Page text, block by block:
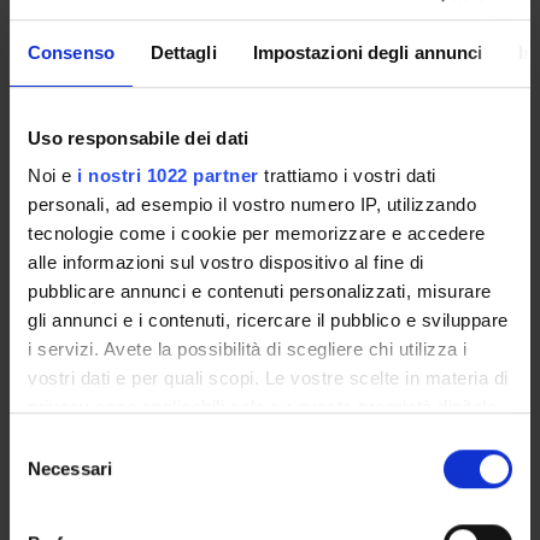
Consenso Dettagli Impostazioni degli annunci
Uso responsabile dei dati
Noi e i nostri 1022 partner trattiamo i vostri dati
personali, ad esempio il vostro numero IP, utilizzando
tecnologie come i cookie per memorizzare e accedere
alle informazioni sul vostro dispositivo al fine di
pubblicare annunci e contenuti personalizzati, misurare
gli annunci e i contenuti, ricercare il pubblico e sviluppare
i servizi. Avete la possibilità di scegliere chi utilizza i
vostri dati e per quali scopi. Le vostre scelte in materia di
modificare o revocare il proprio consenso in qualsiasi
momento dalla Dichiarazione sui cookie o facendo clic
delNecessari
nell’ottica di costruire un quadro teorico articolato e
preciso per il futuro sviluppo di specifiche strategie di
Importo complessivo finanziato: Euro 260.000
ENTI FINANZIATORI:
Fondazione Cariverona
Finanziamento:
assegnato e gestito dal Dipartimento
PARTECIPANTI AL PROGETTO
Paola Cesari